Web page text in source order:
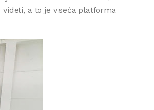
videti, a to je viseća platforma